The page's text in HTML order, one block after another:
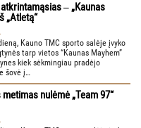
‒ „Kaunas
„Atletą“
Kauno TMC sporto salėje įvyko
tarp vietos “Kaunas Mayhem”
kiek sėkmingiau pradėjo
šovė į…
nulėmė „Team 97“